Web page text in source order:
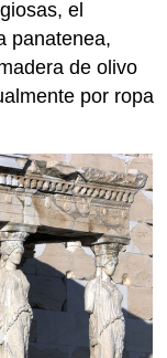
el
panatenea,
de olivo
por ropa